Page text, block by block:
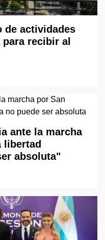
de actividades
recibir al
ante la marcha
libertad
absoluta"